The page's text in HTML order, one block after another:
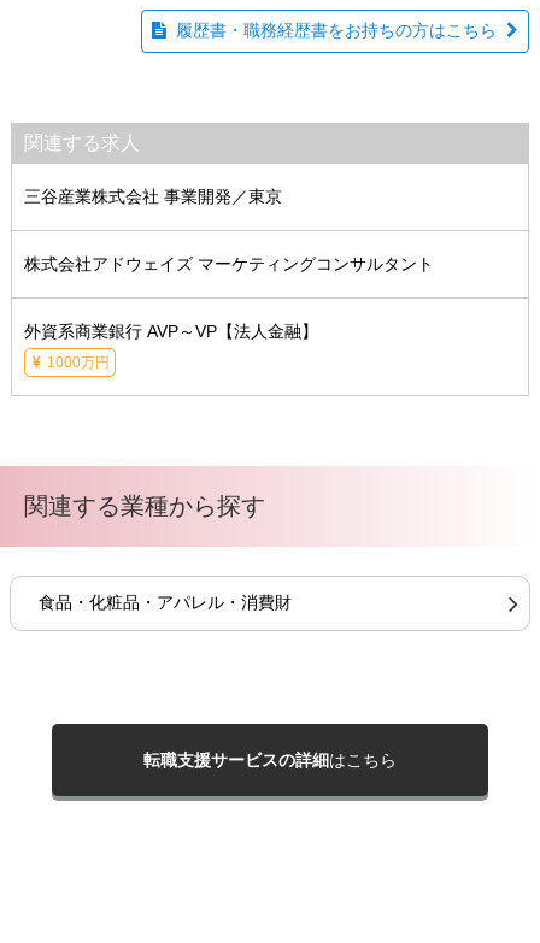
履歴書・職務経歴書をお持ちの方はこちら
関連する求人
三谷産業株式会社 事業開発／東京
株式会社アドウェイズ マーケティングコンサルタント
外資系商業銀行 AVP～VP【法人金融】
1000万円
関連する業種から探す
食品・化粧品・アパレル・消費財
転職支援サービスの詳細はこちら